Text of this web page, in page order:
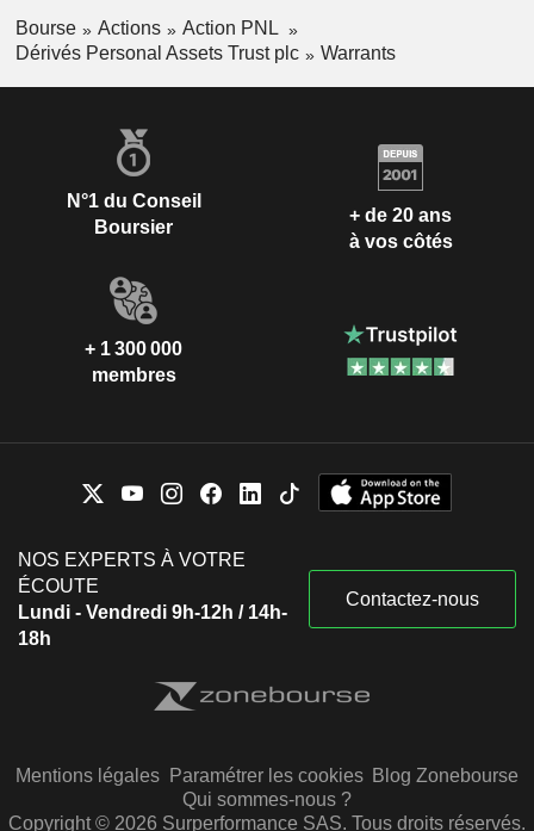
Bourse Actions
Action PNL
Dérivés Personal Assets Trust plc
Warrants
N°1 du Conseil
Boursier
+ de 20 ans
à vos côtés
+ 1 300 000
membres
NOS EXPERTS À VOTRE
ÉCOUTE
Lundi - Vendredi 9h-12h / 14h-
18h
Contactez-nous
Mentions légales Paramétrer les cookies Blog Zonebourse
Qui sommes-nous ?
Copyright © 2026 Surperformance SAS. Tous droits réservés.